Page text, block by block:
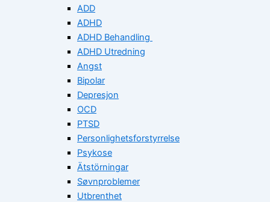
ADD
ADHD
ADHD Behandling
ADHD Utredning
Angst
Bipolar
Depresjon
OCD
PTSD
Personlighetsforstyrrelse
Psykose
Ätstörningar
Søvnproblemer
Utbrenthet